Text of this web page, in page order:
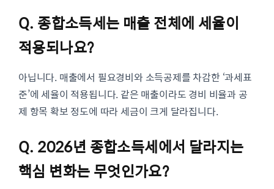
Q. 종합소득세는 매출 전체에 세율이
적용되나요?
아닙니다. 매출에서 필요경비와 소득공제를 차감한 ‘과세표
준’에 세율이 적용됩니다. 같은 매출이라도 경비 비율과 공
제 항목 확보 정도에 따라 세금이 크게 달라집니다.
Q. 2026년 종합소득세에서 달라지는
핵심 변화는 무엇인가요?